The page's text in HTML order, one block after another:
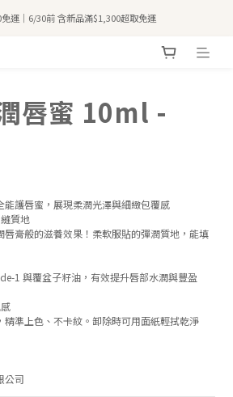
運｜6/30前 含新品滿$1,300超取免運
運｜6/30前 含新品滿$1,300超取免運
運｜6/30前 含新品滿$1,300超取免運
唇蜜 10ml -
能護唇蜜，展現柔潤光澤與細緻包覆感
質地
唇膏般的滋養效果！柔軟服貼的彈潤質地，能填
1 與覆盆子籽油，有效提升唇部水潤與豐盈
精準上色、不卡紋。卸除時可用面紙輕拭乾淨
公司